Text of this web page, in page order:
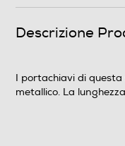
Descrizione
I portachiavi di questa
metallico. La